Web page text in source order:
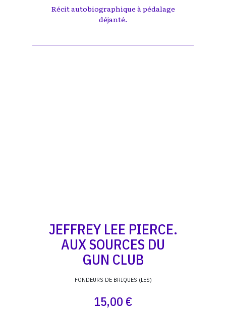
Récit autobiographique à pédalage
déjanté.
JEFFREY LEE PIERCE.
AUX SOURCES DU
GUN CLUB
FONDEURS DE BRIQUES (LES)
15,00 €